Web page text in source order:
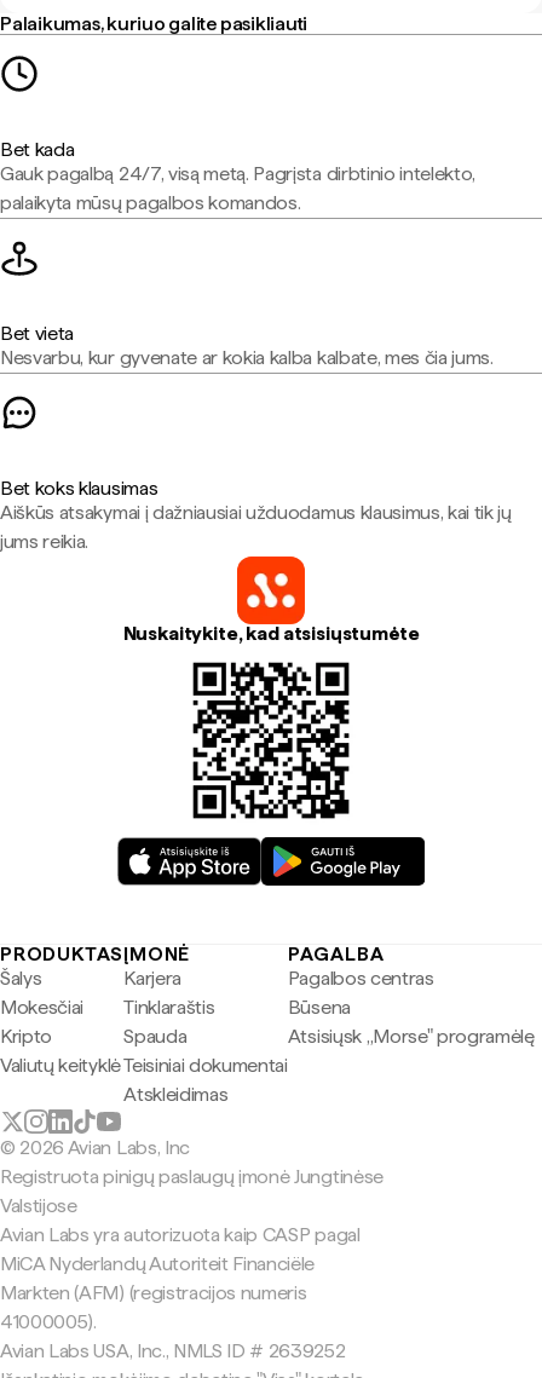
Palaikumas, kuriuo galite pasikliauti
Bet kada
Gauk pagalbą 24/7, visą metą. Pagrįsta dirbtinio intelekto,
palaikyta mūsų pagalbos komandos.
Bet vieta
Nesvarbu, kur gyvenate ar kokia kalba kalbate, mes čia jums.
Bet koks klausimas
Aiškūs atsakymai į dažniausiai užduodamus klausimus, kai tik jų
jums reikia.
Nuskaitykite, kad atsisiųstumėte
PRODUKTAS
Šalys
Mokesčiai
Kripto
Valiutų keityklė
ĮMONĖ
Karjera
Tinklaraštis
Spauda
Teisiniai dokumentai
Atskleidimas
PAGALBA
Pagalbos centras
Būsena
Atsisiųsk „Morse" programėlę
© 2026 Avian Labs, Inc
Registruota pinigų paslaugų įmonė Jungtinėse
Valstijose
Avian Labs yra autorizuota kaip CASP pagal
MiCA Nyderlandų Autoriteit Financiële
Markten (AFM) (registracijos numeris
41000005).
Avian Labs USA, Inc., NMLS ID # 2639252